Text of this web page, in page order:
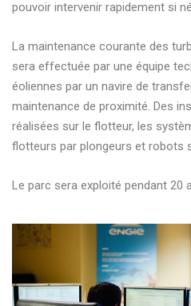
pouvoir intervenir rapidement si
La maintenance courante des
sera effectuée par une équipe
éoliennes par un navire de
maintenance de proximité. Des
réalisées sur le flotteur, les
flotteurs par plongeurs et robots
Le parc sera exploité pendant 20